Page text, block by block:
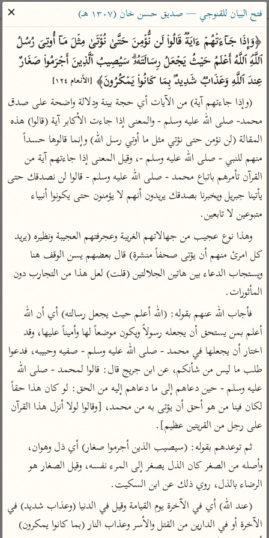
ساهم معنا في نشر القرآن والعلم الشرعي
الباحث القرآني
بحث تفسير علوم مصاحف معاجم
Type 2 or more characters for results.
Type 1 or more
characters for results.
أمّهات
تفسير الطبري
تفسير ابن كثير
تفسير القرطبي
تفسير البغوي
جمع الأقوال
تفسير ابن الجوزي
تفسير الماوردي
منتقاة
تفسير ابن القيم
تفسير ابن تيمية
عامّة
تفسير السمعاني
تفسير مكّي
محاسن التأويل
للقاسمي
تفسير الثعالبي
عامّة
فتح البيان للقنوجي
فتح القدير للشوكاني
موسوعات
تفسير الآلوسي
أخرى
أضواء البيان
نظم الدرر للبقاعي
لغة وبلاغة
التحرير والتنوير
المحرر الوجيز لابن
عطية
البحر المحيط لأبي
حيان
البسيط للواحدي
معاصرة
الميسر
المختصر في
التفسير
أيسر التفاسير
القرآن – تدبر وعمل
مركَّزة العبارة
تفسير الجلالين
جامع البيان للإيجي
تفسير البيضاوي
تفسير النسفي
تفسير ابن أبي زمنين
آثار
موسوعة التفسير
المأثور
فتح البيان للقنوجي — صديق حسن خان (١٣٠٧ هـ)
✕
ٱللَّهِۘ ٱللَّهُ أَعۡلَمُ حَیۡثُ یَجۡعَلُ رِسَالَتَهُۥۗ سَیُصِیبُ ٱلَّذِینَ أَجۡرَمُوا۟ صَغَارٌ
عِندَ ٱللَّهِ وَعَذَابࣱ شَدِیدُۢ بِمَا كَانُوا۟ یَمۡكُرُونَ﴾ [الأنعام ١٢٤]
المقالة (لن نؤمن حتى نؤتي مثل ما أوتي رسل الله) وإنما قالوها حسداً
متبوعين لا تابعين.
المأثورات.
عليه وسلم - حين دعاهم إلى ما دعاهم إليه من الحق: لو كان هذا حقاً
على رجل من القريتين عظيم].
وأصله من الصغر كان الذل يصغر إلى المرء نفسه، وقيل الصغار هو
الرضاء بالذل، روي ذلك عن ابن السكيت.